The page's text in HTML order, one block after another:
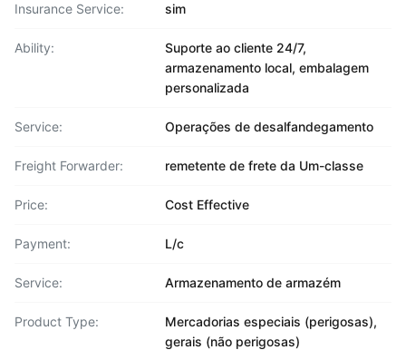
Insurance Service: sim
Ability:
Suporte ao cliente 24/7,
armazenamento local, embalagem
personalizada
Service: Operações de desalfandegamento
Freight Forwarder: remetente de frete da Um-classe
Price: Cost Effective
Payment: L/c
Service: Armazenamento de armazém
Product Type:
Mercadorias especiais (perigosas),
gerais (não perigosas)